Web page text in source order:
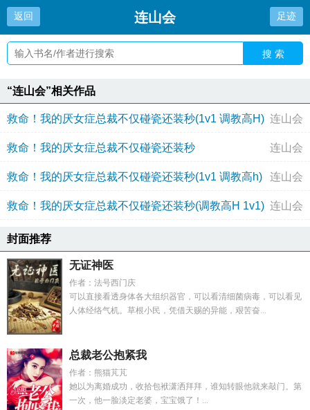
返回 连山会 足迹
搜 索
“连山会”相关作品
救命！我的厌女症总裁不仅碰瓷还装秒(1v1 调教高H) 连山会
救命！我的厌女症总裁不仅碰瓷还装秒 连山会
救命！我的厌女症总裁不仅碰瓷还装秒(1v1 调教高h) 连山会
救命！我的厌女症总裁不仅碰瓷还装秒(调教高H 1v1) 连山会
封面推荐
无证神医
作者：法号西门庆
可以直接看透身体各大组织器官，可以看清细菌病毒，可以看见
人体经络气机。草根小民，凭借天赐的异能，艰苦奋...
总裁老公抱紧我
作者：熊猫芃芃
她以为离婚成功，收拾包袱潇洒拜拜，谁知转眼他就来敲门。第
一次，他一脸淡定老婆，宝宝饿了！...